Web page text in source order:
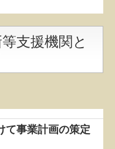
支援機関と
て事業計画の策定